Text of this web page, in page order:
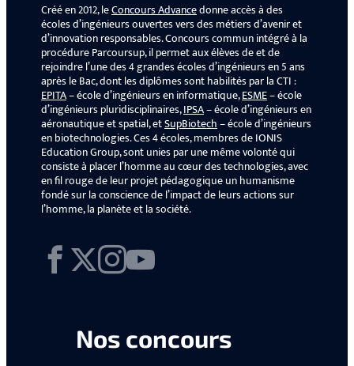
Créé en 2012, leConcours Advancedonne accès à des
écoles d’ingénieurs ouvertes vers des métiers d’avenir et
d’innovation responsables. Concours commun intégré à la
procédure Parcoursup, il permet aux élèves de et de
rejoindre l’une des 4 grandes écoles d’ingénieurs en 5 ans
après le Bac, dont les diplômes sont habilités par la CTI :
EPITA– école d’ingénieurs en informatique,ESME– école
d’ingénieurs pluridisciplinaires,IPSA– école d’ingénieurs en
aéronautique et spatial, etSupBiotech– école d’ingénieurs
en biotechnologies. Ces 4 écoles, membres de IONIS
Education Group, sont unies par une même volonté qui
consiste à placer l’homme au cœur des technologies, avec
en fil rouge de leur projet pédagogique un humanisme
fondé sur la conscience de l’impact de leurs actions sur
l’homme, la planète et la société.
Facebook
X Instagram
YouTube
Nos concours